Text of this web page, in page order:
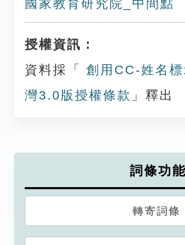
國家教育研究院_中間點
授權資訊：
資料採「
創用CC-姓名
灣3.0版授權條款 」釋出
詞條功能
轉寄詞條